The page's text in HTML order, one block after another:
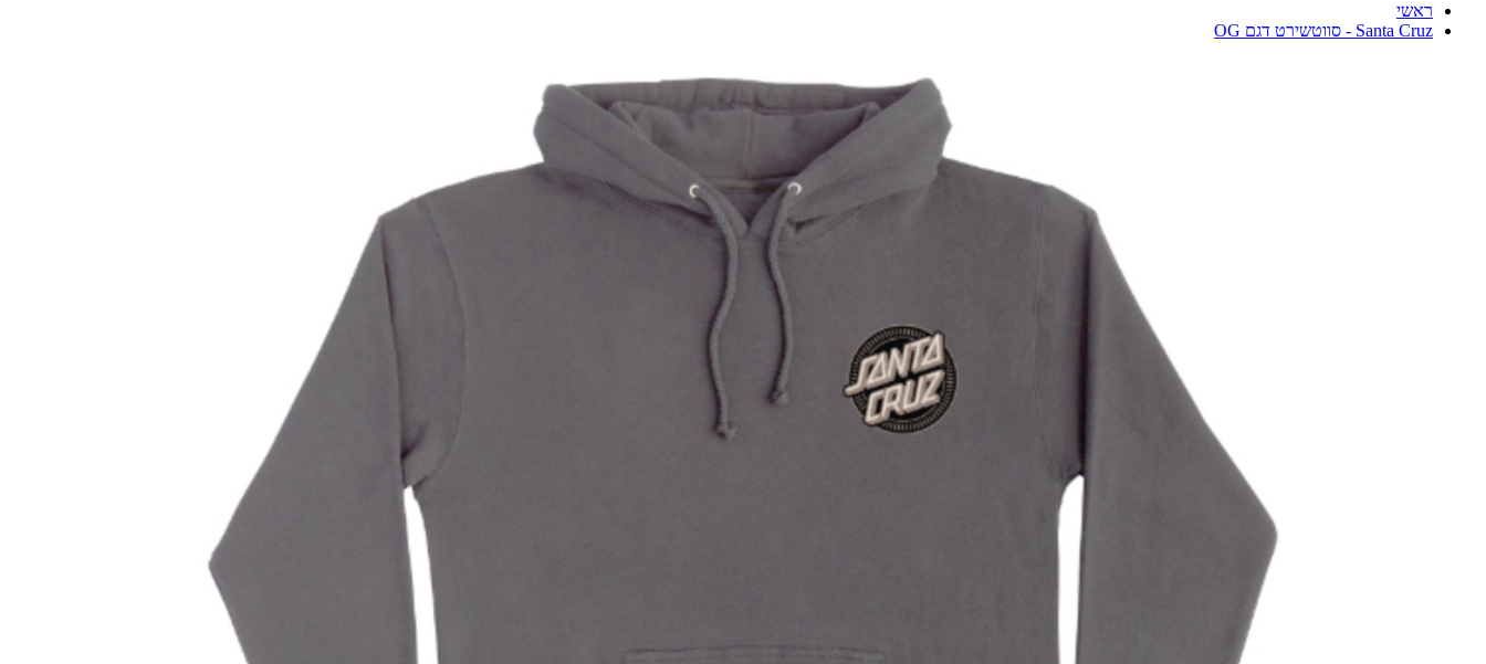
ראשי
Santa Cruz - סווטשירט דגם OG